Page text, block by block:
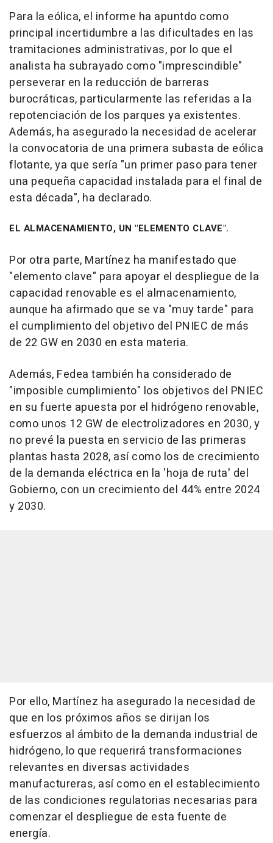
Para la eólica, el informe ha apuntdo como
principal incertidumbre a las dificultades en las
tramitaciones administrativas, por lo que el
analista ha subrayado como "imprescindible"
perseverar en la reducción de barreras
burocráticas, particularmente las referidas a la
repotenciación de los parques ya existentes.
Además, ha asegurado la necesidad de acelerar
la convocatoria de una primera subasta de eólica
flotante, ya que sería "un primer paso para tener
una pequeña capacidad instalada para el final de
esta década", ha declarado.
EL ALMACENAMIENTO, UN "ELEMENTO CLAVE".
Por otra parte, Martínez ha manifestado que
"elemento clave" para apoyar el despliegue de la
capacidad renovable es el almacenamiento,
aunque ha afirmado que se va "muy tarde" para
el cumplimiento del objetivo del PNIEC de más
de 22 GW en 2030 en esta materia.
Además, Fedea también ha considerado de
"imposible cumplimiento" los objetivos del PNIEC
en su fuerte apuesta por el hidrógeno renovable,
como unos 12 GW de electrolizadores en 2030, y
no prevé la puesta en servicio de las primeras
plantas hasta 2028, así como los de crecimiento
de la demanda eléctrica en la 'hoja de ruta' del
Gobierno, con un crecimiento del 44% entre 2024
y 2030.
Por ello, Martínez ha asegurado la necesidad de
que en los próximos años se dirijan los
esfuerzos al ámbito de la demanda industrial de
hidrógeno, lo que requerirá transformaciones
relevantes en diversas actividades
manufactureras, así como en el establecimiento
de las condiciones regulatorias necesarias para
comenzar el despliegue de esta fuente de
energía.